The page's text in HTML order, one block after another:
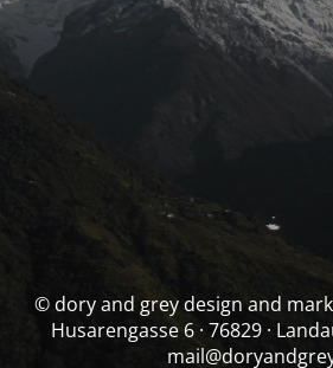
© dory and grey design and
Husarengasse 6 · 76829 ·